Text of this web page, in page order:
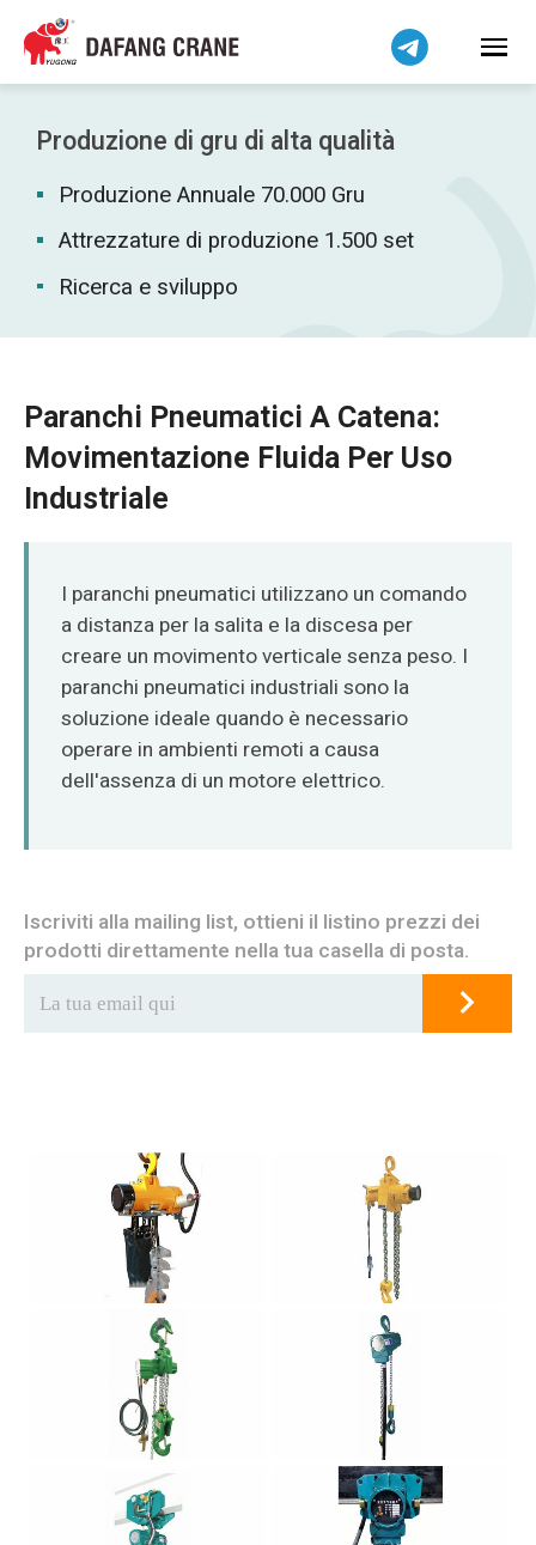
Produzione di gru di alta qualità
Produzione Annuale 70.000 Gru
Attrezzature di produzione 1.500 set
Ricerca e sviluppo
Paranchi Pneumatici A Catena:
Movimentazione Fluida Per Uso
Industriale
I paranchi pneumatici utilizzano un comando
a distanza per la salita e la discesa per
creare un movimento verticale senza peso. I
paranchi pneumatici industriali sono la
soluzione ideale quando è necessario
operare in ambienti remoti a causa
dell'assenza di un motore elettrico.
Iscriviti alla mailing list, ottieni il listino prezzi dei
prodotti direttamente nella tua casella di posta.
Bahasa Indonesia
Bahasa Melayu
Tiếng Việt
简体中文
فارسی
Pilipino
اردو
Kiswahili
Dansk
Norsk
O‘zbekcha